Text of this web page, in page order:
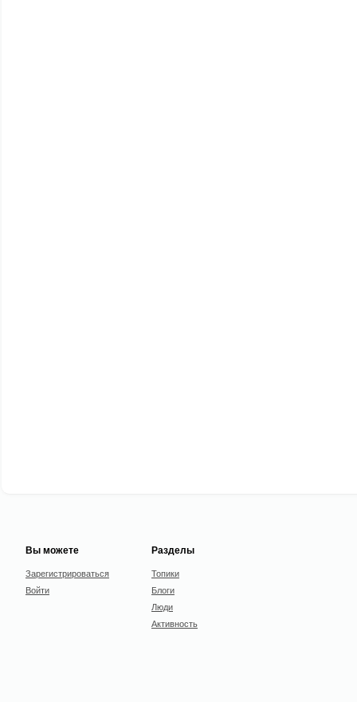
Вы можете
Зарегистрироваться
Войти
Разделы
Топики
Блоги
Люди
Активность